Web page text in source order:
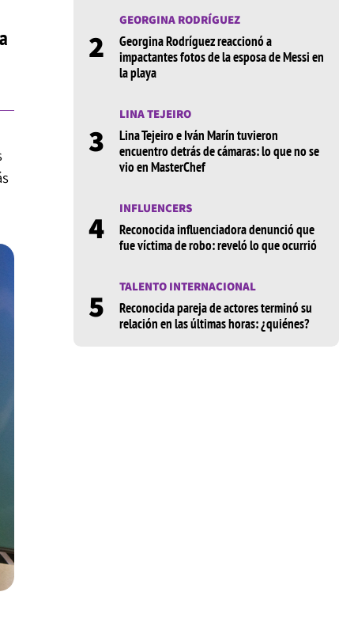
2
GEORGINA RODRÍGUEZ
Georgina Rodríguez reaccionó a
impactantes fotos de la esposa de Messi en
la playa
3
LINA TEJEIRO
Lina Tejeiro e Iván Marín tuvieron
encuentro detrás de cámaras: lo que no se
vio en MasterChef
4
INFLUENCERS
Reconocida influenciadora denunció que
fue víctima de robo: reveló lo que ocurrió
5
TALENTO INTERNACIONAL
Reconocida pareja de actores terminó su
relación en las últimas horas: ¿quiénes?